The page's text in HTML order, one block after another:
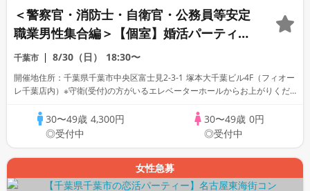
＜警察官・消防士・自衛官・公務員等安定
職業男性集合編＞【個室】婚活パーティー
～真剣な出会い～
千葉市 8/30（日） 18:30〜
開催地住所：千葉県千葉市中央区富士見2-3-1 塚本大千葉ビル4F（フィオー
レ千葉店内）※守衛(受付)の方がいるエレベーターホールからお上がりくだ
30〜49歳 4,300円
◎受付中
30〜49歳 0円
◎受付中
女性急募